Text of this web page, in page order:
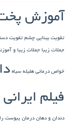
آموزش
تقویت بینایی چشم تقویت
جملات زیبا جملات زیبا و
خواص درمانی هلیله سیاه
فیلم
دندان و دهان درمان یبوست